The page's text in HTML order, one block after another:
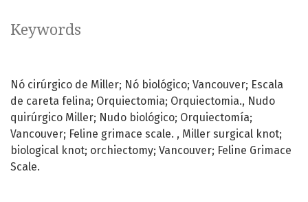
Keywords
Nó cirúrgico de Miller; Nó biológico; Vancouver; Escala
de careta felina; Orquiectomia; Orquiectomia.
Nudo
quirúrgico Miller; Nudo biológico; Orquiectomía;
Vancouver; Feline grimace scale.
Miller surgical knot;
biological knot; orchiectomy; Vancouver; Feline Grimace
Scale.